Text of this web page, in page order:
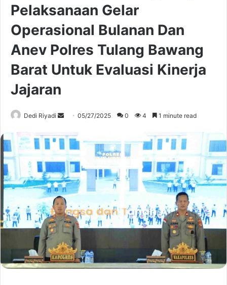
Pelaksanaan Gelar
Operasional Bulanan Dan
Anev Polres Tulang Bawang
Barat Untuk Evaluasi Kinerja
Jajaran
Dedi Riyadi
Send
email
05/27/2025 0 4 1 minute read